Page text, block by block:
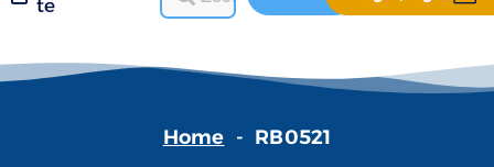
te
Home - RB0521